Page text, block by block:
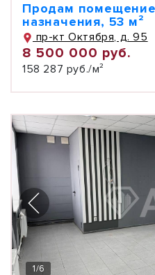
Продам
назначения, 53 м²
пр-кт Октября, д. 95
8 500 000 руб.
158 287 руб./м²
1/6